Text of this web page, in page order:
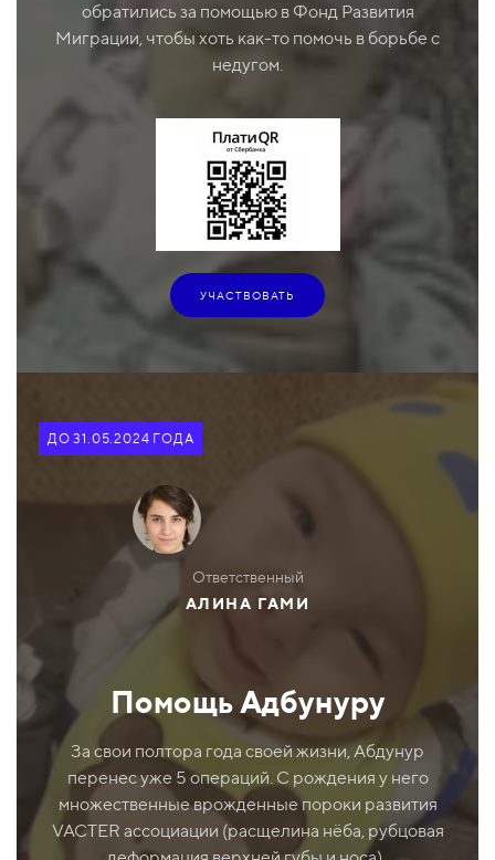
обратились за помощью в Фонд Развития
Миграции, чтобы хоть как-то помочь в борьбе с
недугом.
УЧАСТВОВАТЬ
ДО 31.05.2024 ГОДА
Ответственный
АЛИНА ГАМИ
Помощь Адбунуру
За свои полтора года своей жизни, Абдунур
перенес уже 5 операций. С рождения у него
множественные врожденные пороки развития
VACTER ассоциации (расщелина нёба, рубцовая